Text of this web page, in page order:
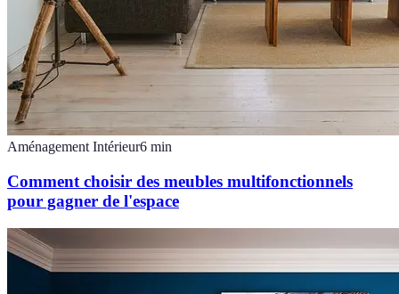
Aménagement Intérieur6 min
Comment choisir des meubles multifonctionnels
pour gagner de l'espace